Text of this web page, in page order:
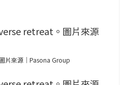
片來源｜Pasona Group